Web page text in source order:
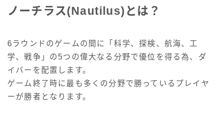
ノーチラス(Nautilus)とは？
6ラウンドのゲームの間に「科学、探検、航海、工
学、戦争」の5つの偉大なる分野で優位を得る為、ダ
イバーを配置します。
ゲーム終了時に最も多くの分野で勝っているプレイヤ
ーが勝者となります。